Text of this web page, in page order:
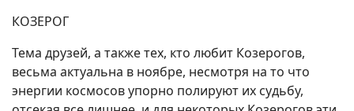
КОЗЕРОГ
Тема друзей, а также тех, кто любит Козерогов,
весьма актуальна в ноябре, несмотря на то что
энергии космосов упорно полируют их судьбу,